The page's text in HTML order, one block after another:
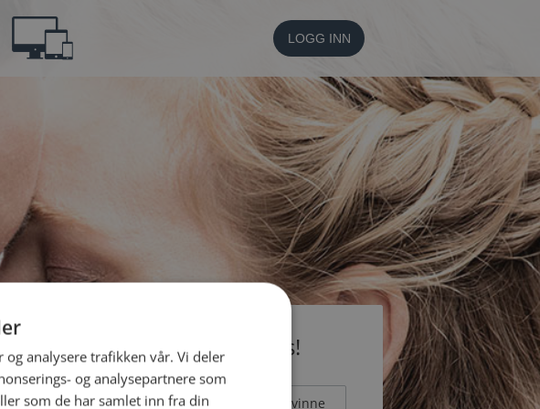
LOGG INN
Bli medlem gratis!
Jeg er en: Mann Kvinne
analysere trafikken vår. Vi deler
og analysepartnere som
som de har samlet inn fra din